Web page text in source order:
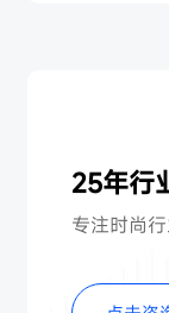
25年行
专注时尚